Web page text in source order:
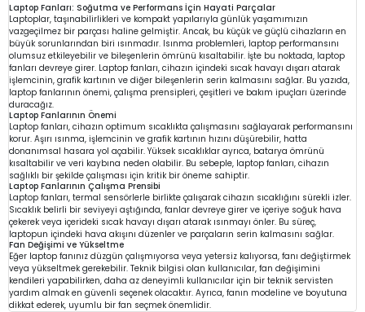
Laptop Fanları: Soğutma ve Performans İçin Hayati Parçalar
Laptoplar, taşınabilirlikleri ve kompakt yapılarıyla günlük yaşamımızın
vazgeçilmez bir parçası haline gelmiştir. Ancak, bu küçük ve güçlü cihazların en
büyük sorunlarından biri ısınmadır. Isınma problemleri, laptop performansını
olumsuz etkileyebilir ve bileşenlerin ömrünü kısaltabilir. İşte bu noktada, laptop
fanları devreye girer. Laptop fanları, cihazın içindeki sıcak havayı dışarı atarak
işlemcinin, grafik kartının ve diğer bileşenlerin serin kalmasını sağlar. Bu yazıda,
laptop fanlarının önemi, çalışma prensipleri, çeşitleri ve bakım ipuçları üzerinde
duracağız.
Laptop Fanlarının Önemi
Laptop fanları, cihazın optimum sıcaklıkta çalışmasını sağlayarak performansını
korur. Aşırı ısınma, işlemcinin ve grafik kartının hızını düşürebilir, hatta
donanımsal hasara yol açabilir. Yüksek sıcaklıklar ayrıca, batarya ömrünü
kısaltabilir ve veri kaybına neden olabilir. Bu sebeple, laptop fanları, cihazın
sağlıklı bir şekilde çalışması için kritik bir öneme sahiptir.
Laptop Fanlarının Çalışma Prensibi
Laptop fanları, termal sensörlerle birlikte çalışarak cihazın sıcaklığını sürekli izler.
Sıcaklık belirli bir seviyeyi aştığında, fanlar devreye girer ve içeriye soğuk hava
çekerek veya içerideki sıcak havayı dışarı atarak ısınmayı önler. Bu süreç,
laptopun içindeki hava akışını düzenler ve parçaların serin kalmasını sağlar.
Fan Değişimi ve Yükseltme
Eğer laptop fanınız düzgün çalışmıyorsa veya yetersiz kalıyorsa, fanı değiştirmek
veya yükseltmek gerekebilir. Teknik bilgisi olan kullanıcılar, fan değişimini
kendileri yapabilirken, daha az deneyimli kullanıcılar için bir teknik servisten
yardım almak en güvenli seçenek olacaktır. Ayrıca, fanın modeline ve boyutuna
dikkat ederek, uyumlu bir fan seçmek önemlidir.